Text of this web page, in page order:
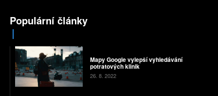
Populární články
Mapy Google vylepší vyhledávání
potratových klinik
26. 8. 2022